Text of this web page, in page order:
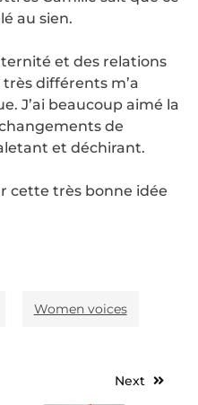
au sien.
et des relations
différents m’a
J’ai beaucoup aimé la
de
et déchirant.
cette très bonne idée
Women voices
Next